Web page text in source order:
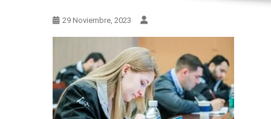
29 Noviembre, 2023